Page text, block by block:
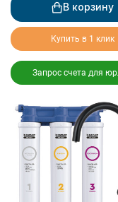
В корзину
Купить в 1 клик
Запрос счета для